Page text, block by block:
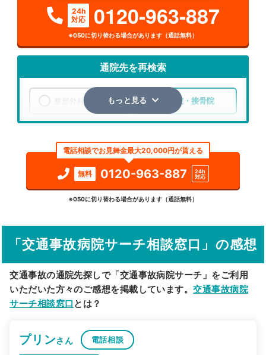
24h
対応
0120-963-887
※050に切り替わる場合があります（通話無料）
通院先を再検索
整形外科 整骨院・接骨院
検索する
詳細条件で絞り込む
駅から探す 院名から探す
もっと見る
電話相談でお見舞金最大20,000円が貰える
無料 0120-963-887
24h
対応
※050に切り替わる場合があります（通話無料）
「交通事故病院サーチ相談窓口」の感想
交通事故の通院先探しで「交通事故病院サーチ」をご利用
いただいた方々のご感想を掲載しています。交通事故病院
サーチ相談窓口 とは？
プリンさん 電話相談